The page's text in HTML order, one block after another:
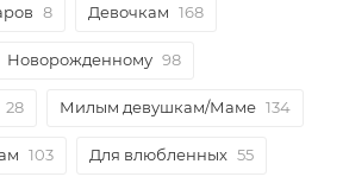
8 Девочкам 168
Новорожденному 98
28 Милым девушкам/Маме 134
103 Для влюбленных 55